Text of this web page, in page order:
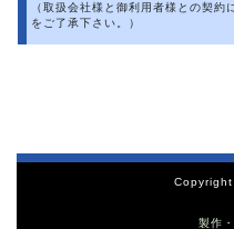
（取扱会社様と御利用者様との契
をご了承下さい。）
製作